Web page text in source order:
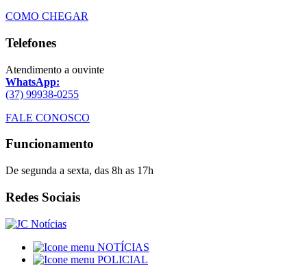
COMO CHEGAR
Telefones
Atendimento a ouvinte
WhatsApp:
(37) 99938-0255
FALE CONOSCO
Funcionamento
De segunda a sexta, das 8h as 17h
Redes Sociais
NOTÍCIAS
POLICIAL